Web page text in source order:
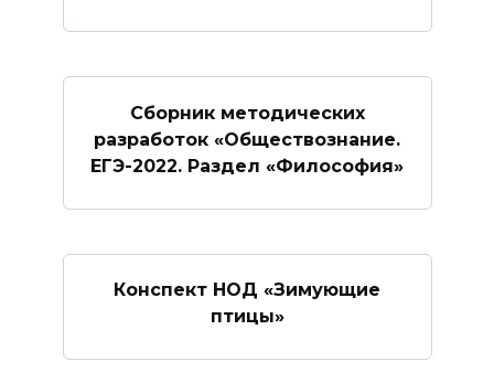
Сборник методических
разработок «Обществознание.
ЕГЭ-2022. Раздел «Философия»
Конспект НОД «Зимующие
птицы»